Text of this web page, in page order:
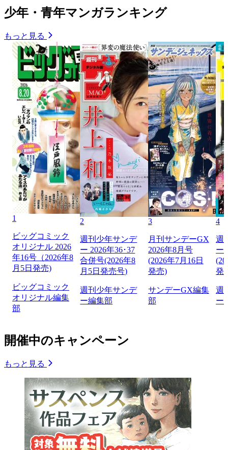
少年・青年マンガランキング
もっと見る
1
ビッグコミック
オリジナル 2026
年16号（2026年8
月5日発売)
ビッグコミック
オリジナル編集
部
2
週刊少年サンデ
ー 2026年36･37
合併号(2026年8
月5日発売号)
週刊少年サンデ
ー編集部
3
月刊サンデーGX
2026年8月号
(2026年7月16日
発売)
サンデーGX編集
部
4
週
ー
発
週
ー
開催中のキャンペーン
もっと見る